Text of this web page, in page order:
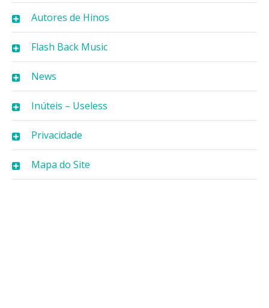
Autores de Hinos
Flash Back Music
News
Inúteis – Useless
Privacidade
Mapa do Site